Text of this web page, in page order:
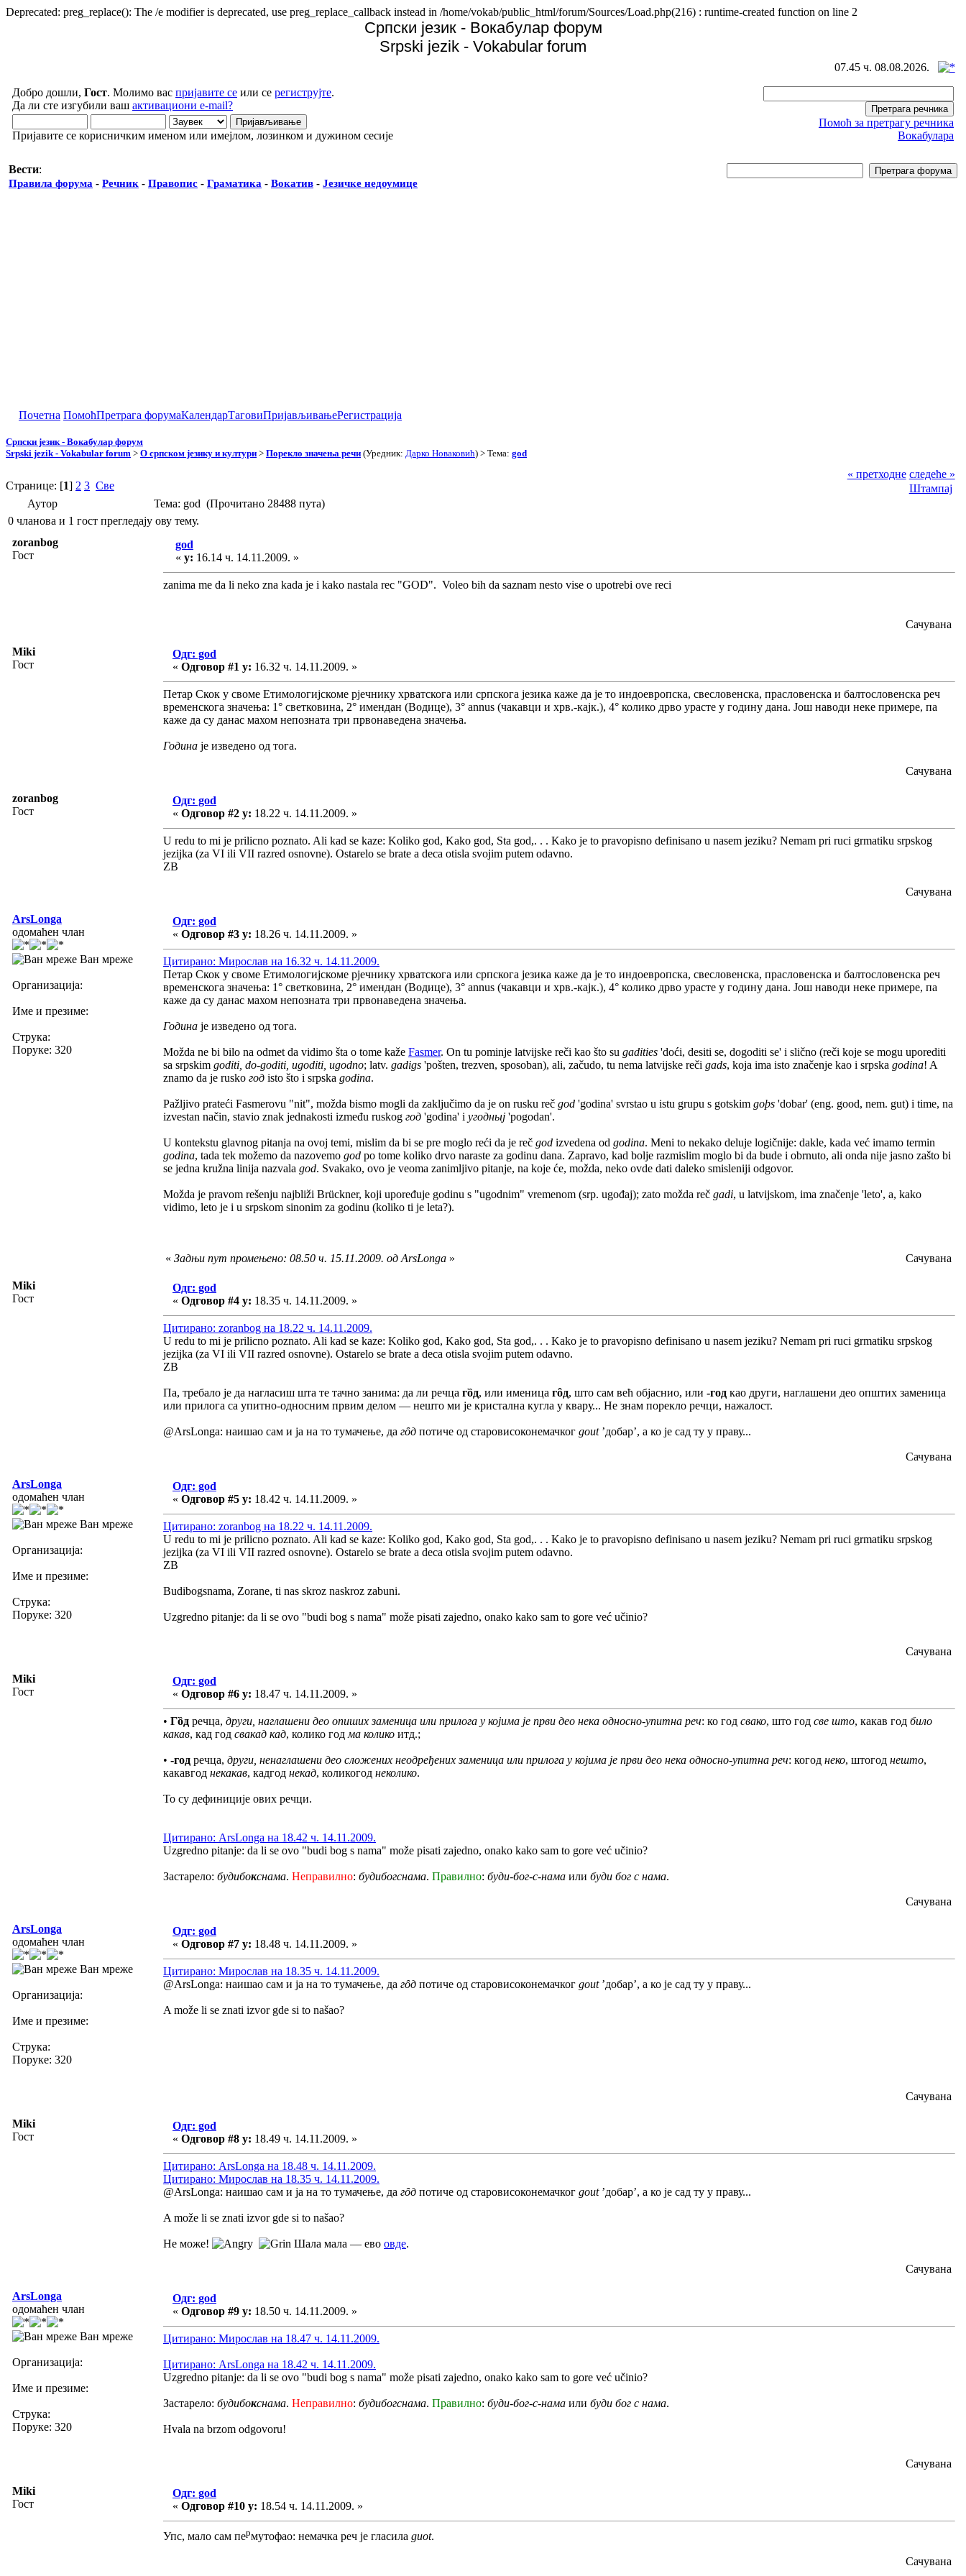
Deprecated: preg_replace(): The /e modifier is deprecated, use preg_replace_callback instead in /home/vokab/public_html/forum/Sources/Load.php(216) : runtime-created function on line 2
Српски језик - Вокабулар форум
Srpski jezik - Vokabular forum
07.45 ч. 08.08.2026.
Добро дошли, Гост. Молимо вас пријавите се или се региструјте.
Да ли сте изгубили ваш активациони e-mail?
Пријавите се корисничким именом или имејлом, лозинком и дужином сесије
Помоћ за претрагу речника
Вокабулара
Вести:
Правила форума - Речник - Правопис - Граматика - Вокатив - Језичке недоумице
Почетна ПомоћПретрага форумаКалендарТаговиПријављивањеРегистрација
Српски језик - Вокабулар форум
Srpski jezik - Vokabular forum > О српском језику и култури > Порекло значења речи (Уредник: Дарко Новаковић) > Тема: god
Странице: [1] 2 3 Све
« претходне следеће »
Штампај
Аутор
Тема: god (Прочитано 28488 пута)
0 чланова и 1 гост прегледају ову тему.
zoranbog
Гост
god
« у: 16.14 ч. 14.11.2009. »
zanima me da li neko zna kada je i kako nastala rec "GOD". Voleo bih da saznam nesto vise o upotrebi ove reci
Сачувана
Miki
Гост
Одг: god
« Одговор #1 у: 16.32 ч. 14.11.2009. »
Петар Скок у своме Етимологијскоме рјечнику хрватскога или српскога језика каже да је то индоевропска, свесловенска, прасловенска и балтословенска реч
временскога значења: 1° светковина, 2° имендан (Водице), 3° annus (чакавци и хрв.-кајк.), 4° колико дрво урасте у годину дана. Још наводи неке примере, па
каже да су данас махом непозната три првонаведена значења.
Година је изведено од тога.
Сачувана
zoranbog
Гост
Одг: god
« Одговор #2 у: 18.22 ч. 14.11.2009. »
U redu to mi je prilicno poznato. Ali kad se kaze: Koliko god, Kako god, Sta god,. . . Kako je to pravopisno definisano u nasem jeziku? Nemam pri ruci grmatiku srpskog
jezijka (za VI ili VII razred osnovne). Ostarelo se brate a deca otisla svojim putem odavno.
ZB
Сачувана
ArsLonga
одомаћен члан
Ван мреже
Организација:
Име и презиме:
Струка:
Поруке: 320
Одг: god
« Одговор #3 у: 18.26 ч. 14.11.2009. »
Цитирано: Мирослав на 16.32 ч. 14.11.2009.
Петар Скок у своме Етимологијскоме рјечнику хрватскога или српскога језика каже да је то индоевропска, свесловенска, прасловенска и балтословенска реч
временскога значења: 1° светковина, 2° имендан (Водице), 3° annus (чакавци и хрв.-кајк.), 4° колико дрво урасте у годину дана. Још наводи неке примере, па
каже да су данас махом непозната три првонаведена значења.
Година је изведено од тога.
Možda ne bi bilo na odmet da vidimo šta o tome kaže Fasmer. On tu pominje latvijske reči kao što su gadities 'doći, desiti se, dogoditi se' i slično (reči koje se mogu uporediti
sa srpskim goditi, do-goditi, ugoditi, ugodno; latv. gadigs 'pošten, trezven, sposoban), ali, začudo, tu nema latvijske reči gads, koja ima isto značenje kao i srpska godina! A
znamo da je rusko год isto što i srpska godina.
Pažljivo prateći Fasmerovu "nit", možda bismo mogli da zaključimo da je on rusku reč god 'godina' svrstao u istu grupu s gotskim goþs 'dobar' (eng. good, nem. gut) i time, na
izvestan način, stavio znak jednakosti između ruskog год 'godina' i угодныj 'pogodan'.
U kontekstu glavnog pitanja na ovoj temi, mislim da bi se pre moglo reći da je reč god izvedena od godina. Meni to nekako deluje logičnije: dakle, kada već imamo termin
godina, tada tek možemo da nazovemo god po tome koliko drvo naraste za godinu dana. Zapravo, kad bolje razmislim moglo bi da bude i obrnuto, ali onda nije jasno zašto bi
se jedna kružna linija nazvala god. Svakako, ovo je veoma zanimljivo pitanje, na koje će, možda, neko ovde dati daleko smisleniji odgovor.
Možda je pravom rešenju najbliži Brückner, koji upoređuje godinu s "ugodnim" vremenom (srp. ugođaj); zato možda reč gadi, u latvijskom, ima značenje 'leto', a, kako
vidimo, leto je i u srpskom sinonim za godinu (koliko ti je leta?).
« Задњи пут промењено: 08.50 ч. 15.11.2009. од ArsLonga » Сачувана
Miki
Гост
Одг: god
« Одговор #4 у: 18.35 ч. 14.11.2009. »
Цитирано: zoranbog на 18.22 ч. 14.11.2009.
U redu to mi je prilicno poznato. Ali kad se kaze: Koliko god, Kako god, Sta god,. . . Kako je to pravopisno definisano u nasem jeziku? Nemam pri ruci grmatiku srpskog
jezijka (za VI ili VII razred osnovne). Ostarelo se brate a deca otisla svojim putem odavno.
ZB
Па, требало је да нагласиш шта те тачно занима: да ли речца гȍд, или именица гȏд, што сам већ објаснио, или -год као други, наглашени део општих заменица
или прилога са упитно-односним првим делом — нешто ми је кристална кугла у квару... Не знам порекло речци, нажалост.
@ArsLonga: наишао сам и ја на то тумачење, да гȏд потиче од старовисоконемачког gout’добар’, а ко је сад ту у праву...
Сачувана
ArsLonga
одомаћен члан
Ван мреже
Организација:
Име и презиме:
Струка:
Поруке: 320
Одг: god
« Одговор #5 у: 18.42 ч. 14.11.2009. »
Цитирано: zoranbog на 18.22 ч. 14.11.2009.
U redu to mi je prilicno poznato. Ali kad se kaze: Koliko god, Kako god, Sta god,. . . Kako je to pravopisno definisano u nasem jeziku? Nemam pri ruci grmatiku srpskog
jezijka (za VI ili VII razred osnovne). Ostarelo se brate a deca otisla svojim putem odavno.
ZB
Budibogsnama, Zorane, ti nas skroz naskroz zabuni.
Uzgredno pitanje: da li se ovo "budi bog s nama" može pisati zajedno, onako kako sam to gore već učinio?
Сачувана
Miki
Гост
Одг: god
« Одговор #6 у: 18.47 ч. 14.11.2009. »
• Гȍд речца, други, наглашени део опиших заменица или прилога у којима је први део нека односно-упитна реч: ко год свако, што год све што, какав год било
какав, кад год свакад кад, колико год ма колико итд.;
• -год речца, други, ненаглашени део сложених неодређених заменица или прилога у којима је први део нека односно-упитна реч: когод неко, штогод нешто,
какавгод некакав, кадгод некад, коликогод неколико.
То су дефиниције ових речци.
Цитирано: ArsLonga на 18.42 ч. 14.11.2009.
Uzgredno pitanje: da li se ovo "budi bog s nama" može pisati zajedno, onako kako sam to gore već učinio?
Застарело: будибокснама. Неправилно: будибогснама. Правилно: буди-бог-с-нама или буди бог с нама.
Сачувана
ArsLonga
одомаћен члан
Ван мреже
Организација:
Име и презиме:
Струка:
Поруке: 320
Одг: god
« Одговор #7 у: 18.48 ч. 14.11.2009. »
Цитирано: Мирослав на 18.35 ч. 14.11.2009.
@ArsLonga: наишао сам и ја на то тумачење, да гȏд потиче од старовисоконемачког gout’добар’, а ко је сад ту у праву...
A može li se znati izvor gde si to našao?
Сачувана
Miki
Гост
Одг: god
« Одговор #8 у: 18.49 ч. 14.11.2009. »
Цитирано: ArsLonga на 18.48 ч. 14.11.2009.
Цитирано: Мирослав на 18.35 ч. 14.11.2009.
@ArsLonga: наишао сам и ја на то тумачење, да гȏд потиче од старовисоконемачког gout’добар’, а ко је сад ту у праву...
A može li se znati izvor gde si to našao?
Не може! Шала мала — ево овде.
Сачувана
ArsLonga
одомаћен члан
Ван мреже
Организација:
Име и презиме:
Струка:
Поруке: 320
Одг: god
« Одговор #9 у: 18.50 ч. 14.11.2009. »
Цитирано: Мирослав на 18.47 ч. 14.11.2009.
Цитирано: ArsLonga на 18.42 ч. 14.11.2009.
Uzgredno pitanje: da li se ovo "budi bog s nama" može pisati zajedno, onako kako sam to gore već učinio?
Застарело: будибокснама. Неправилно: будибогснама. Правилно: буди-бог-с-нама или буди бог с нама.
Hvala na brzom odgovoru!
Сачувана
Miki
Гост
Одг: god
« Одговор #10 у: 18.54 ч. 14.11.2009. »
Упс, мало сам пермутофао: немачка реч је гласила guot.
Сачувана